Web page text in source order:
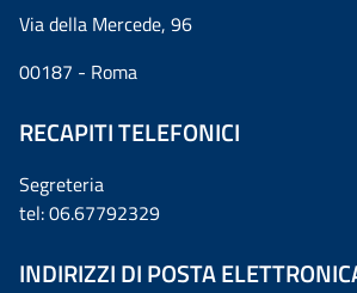
Via della Mercede, 96
00187 - Roma
RECAPITI TELEFONICI
Segreteria
tel: 06.67792329
INDIRIZZI DI POSTA